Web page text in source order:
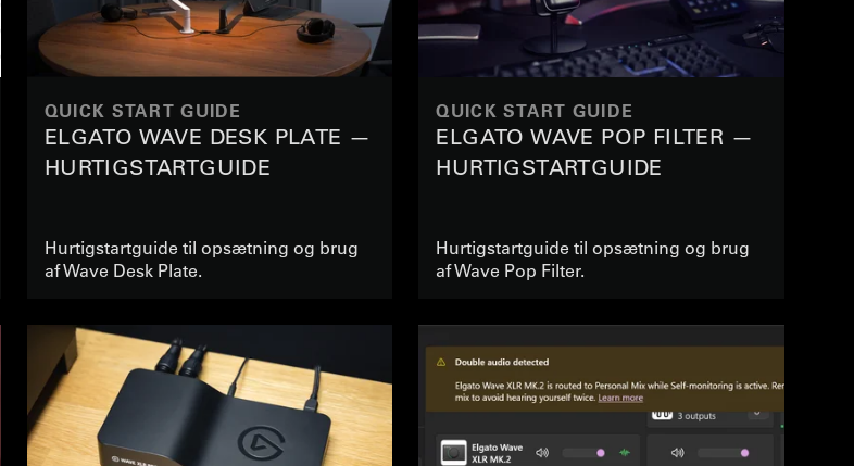
QUICK START GUIDE
ELGATO WAVE DESK PLATE —
HURTIGSTARTGUIDE
Hurtigstartguide til opsætning og brug
af Wave Desk Plate.
QUICK START GUIDE
ELGATO WAVE POP FILTER —
HURTIGSTARTGUIDE
Hurtigstartguide til opsætning og brug
af Wave Pop Filter.